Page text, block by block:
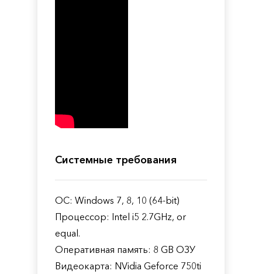
Системные требования
ОС: Windows 7, 8, 10 (64-bit)
Процессор: Intel i5 2.7GHz, or
equal.
Оперативная память: 8 GB ОЗУ
Видеокарта: NVidia Geforce 750ti